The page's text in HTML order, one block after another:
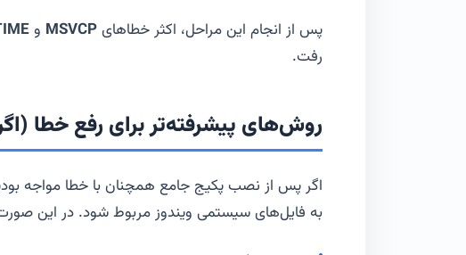
پس از انجام این مراحل، اکثر خطاهایMSVCP و
رفت.
روش‌های پیشرفته‌تر برای رفع خطا
اگر پس از نصب پکیج جامع همچنان با خطا مواجه
به فایل‌های سیستمی ویندوز مربوط شود. در این